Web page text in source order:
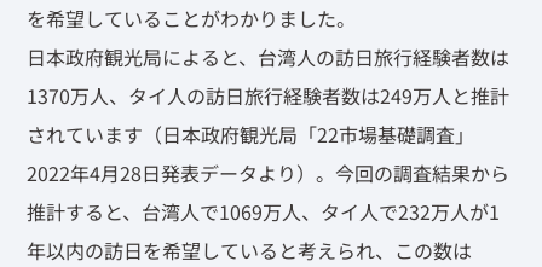
を希望していることがわかりました。
日本政府観光局によると、台湾人の訪日旅行経験者数は
1370万人、タイ人の訪日旅行経験者数は249万人と推計
されています（日本政府観光局「22市場基礎調査」
2022年4月28日発表データより）。今回の調査結果から
推計すると、台湾人で1069万人、タイ人で232万人が1
年以内の訪日を希望していると考えられ、この数は